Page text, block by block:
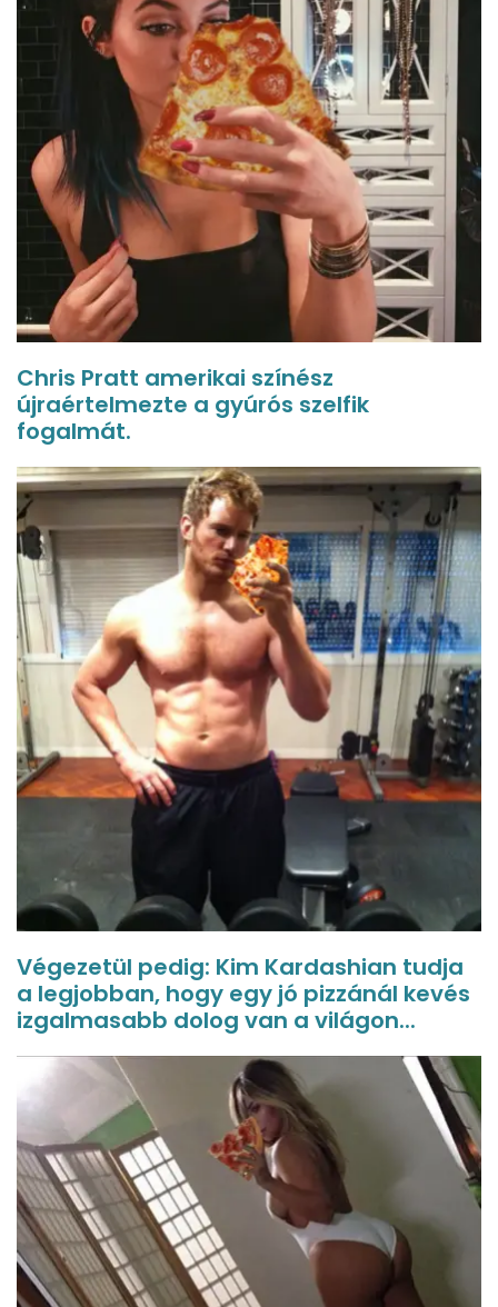
Chris Pratt amerikai színész
újraértelmezte a gyúrós szelfik
fogalmát.
Végezetül pedig: Kim Kardashian tudja
a legjobban, hogy egy jó pizzánál kevés
izgalmasabb dolog van a világon...